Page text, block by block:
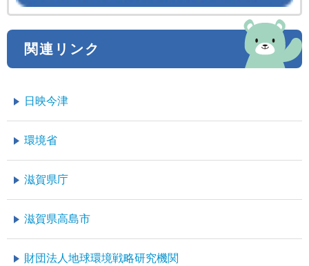
関連リンク
日映今津
環境省
滋賀県庁
滋賀県高島市
財団法人地球環境戦略研究機関